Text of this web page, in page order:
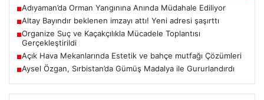
■Adıyaman’da Orman Yangınına Anında Müdahale Ediliyor
■Altay Bayındır beklenen imzayı attı! Yeni adresi şaşırttı
■Organize Suç ve Kaçakçılıkla Mücadele Toplantısı
Gerçekleştirildi
■Açık Hava Mekanlarında Estetik ve bahçe mutfağı Çözümleri
■Aysel Özgan, Sırbistan’da Gümüş Madalya ile Gururlandırdı